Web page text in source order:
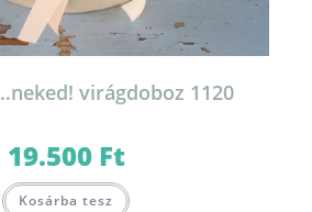
virágdoboz 1120
19.500 Ft
Kosárba tesz